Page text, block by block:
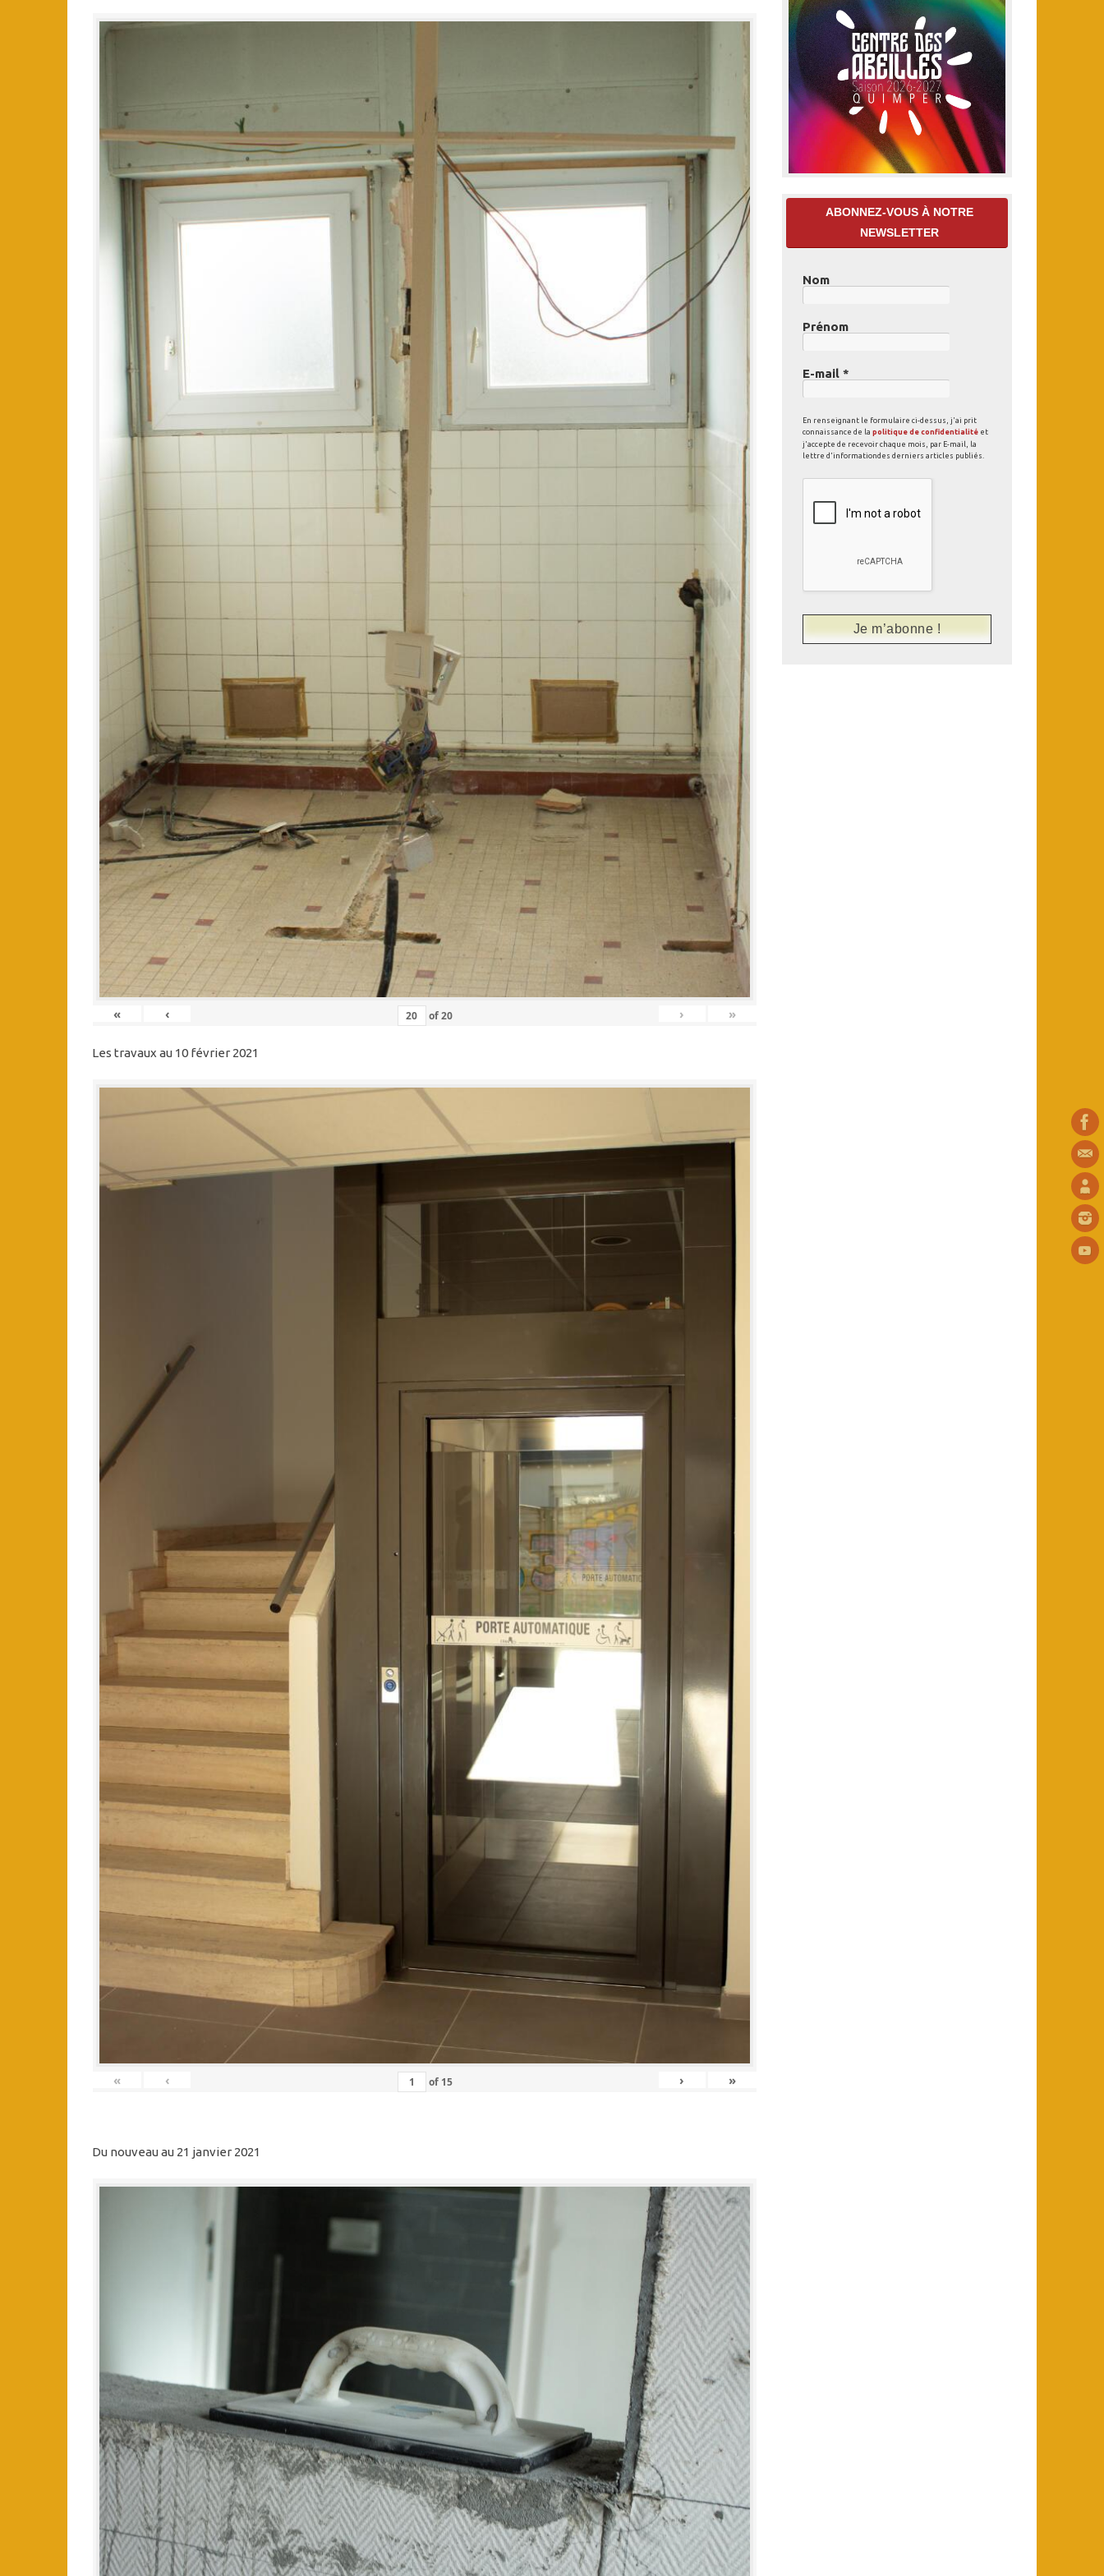
« ‹ of20 › »
Les travaux au 10 février 2021
« ‹ of 15 › »
Du nouveau au 21 janvier 2021
ABONNEZ-VOUS À NOTRE
NEWSLETTER
Nom
Prénom
E-mail *
En renseignant le formulaire ci-dessus, j'ai prit
connaissance de la politique de confidentialité et
j'accepte de recevoir chaque mois, par E-mail, la
lettre d'informationdes derniers articles publiés.